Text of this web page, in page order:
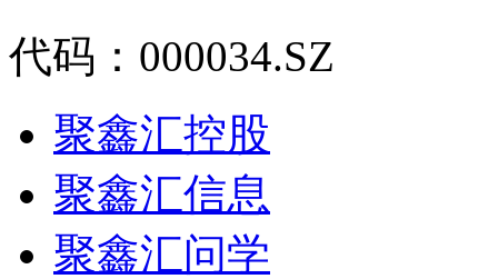
代码：000034.SZ
聚鑫汇控股
聚鑫汇信息
聚鑫汇问学